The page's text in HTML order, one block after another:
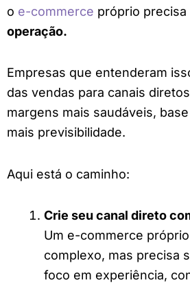
o e-commerce próprio precisa
operação.
Empresas que entenderam
das vendas para canais
margens mais saudáveis,
mais previsibilidade.
Aqui está o caminho:
Crie seu canal direto
Um e-commerce
complexo, mas precisa
foco em experiência,